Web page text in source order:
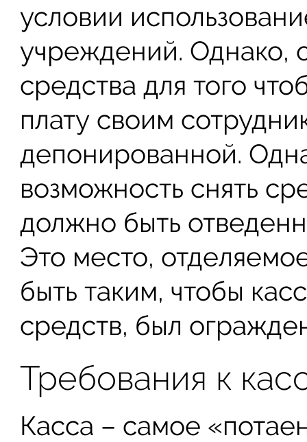
условии
учреждений. Однако,
средства для того
плату своим
депонированной.
возможность снять
должно быть
Это место,
быть таким, чтобы
средств, был
Требования к
Касса – самое